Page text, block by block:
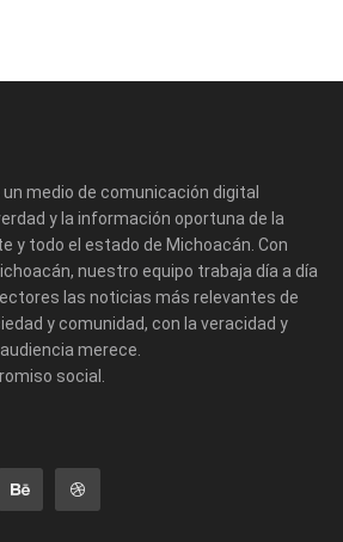
un medio de comunicación digital
y la información oportuna de la
y todo el estado de Michoacán. Con
nuestro equipo trabaja día a día
las noticias más relevantes de
y comunidad, con la veracidad y
merece.
social.